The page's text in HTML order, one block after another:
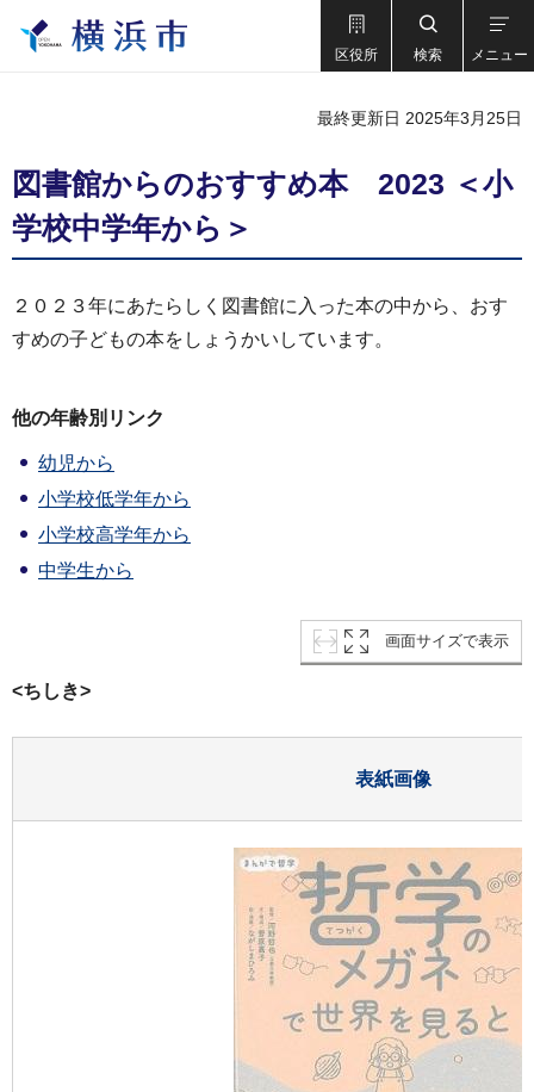
区役所 検索 メニュー
最終更新日 2025年3月25日
図書館からのおすすめ本 2023 ＜小
学校中学年から＞
２０２３年にあたらしく図書館に入った本の中から、おす
すめの子どもの本をしょうかいしています。
他の年齢別リンク
幼児から
小学校低学年から
小学校高学年から
中学生から
画面サイズで表示
<ちしき>
表紙画像